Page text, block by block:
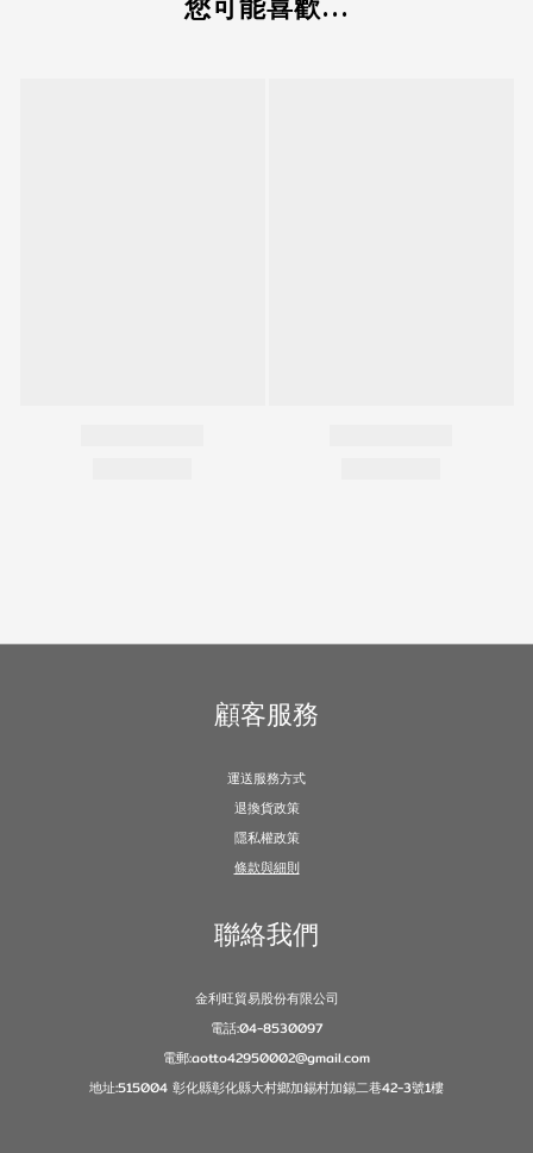
顧客服務
運送服務方式
退換貨政策
隱私權政策
條款與細則
聯絡我們
金利旺貿易股份有限公司
電話:04-8530097
電郵:aotto42950002@gmail.com
地址:515004 彰化縣彰化縣大村鄉加錫村加錫二巷42-3號1樓